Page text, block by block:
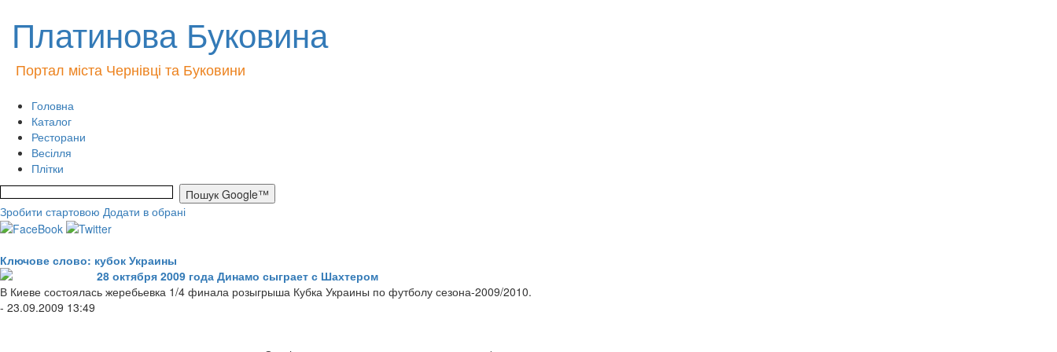
Платинова Буковина
Портал міста Чернівці та Буковини
Головна
Каталог
Ресторани
Весілля
Плітки
Зробити стартовою Додати в обрані
Ключове слово: кубок Украины
28 октября 2009 года Динамо сыграет с Шахтером
В Киеве состоялась жеребьевка 1/4 финала розыгрыша Кубка Украины по футболу сезона-2009/2010.
- 23.09.2009 13:49